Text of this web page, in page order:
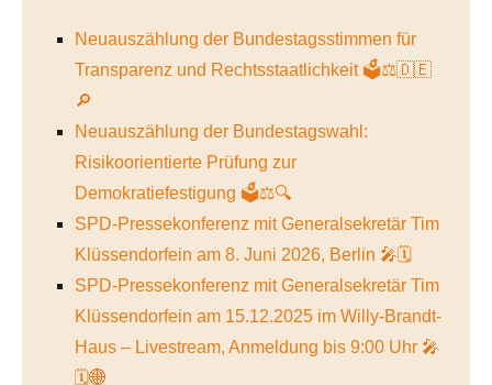
Neuauszählung der Bundestagsstimmen für
Transparenz und Rechtsstaatlichkeit 🗳️⚖️🇩🇪
🔎
Neuauszählung der Bundestagswahl:
Risikoorientierte Prüfung zur
Demokratiefestigung 🗳️⚖️🔍
SPD-Pressekonferenz mit Generalsekretär Tim
Klüssendorfein am 8. Juni 2026, Berlin 🎤🗓️
SPD-Pressekonferenz mit Generalsekretär Tim
Klüssendorfein am 15.12.2025 im Willy-Brandt-
Haus – Livestream, Anmeldung bis 9:00 Uhr 🎤
🗓️🌐